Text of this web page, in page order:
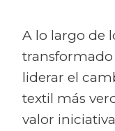
A lo largo de
transformado
liderar el
textil más
valor